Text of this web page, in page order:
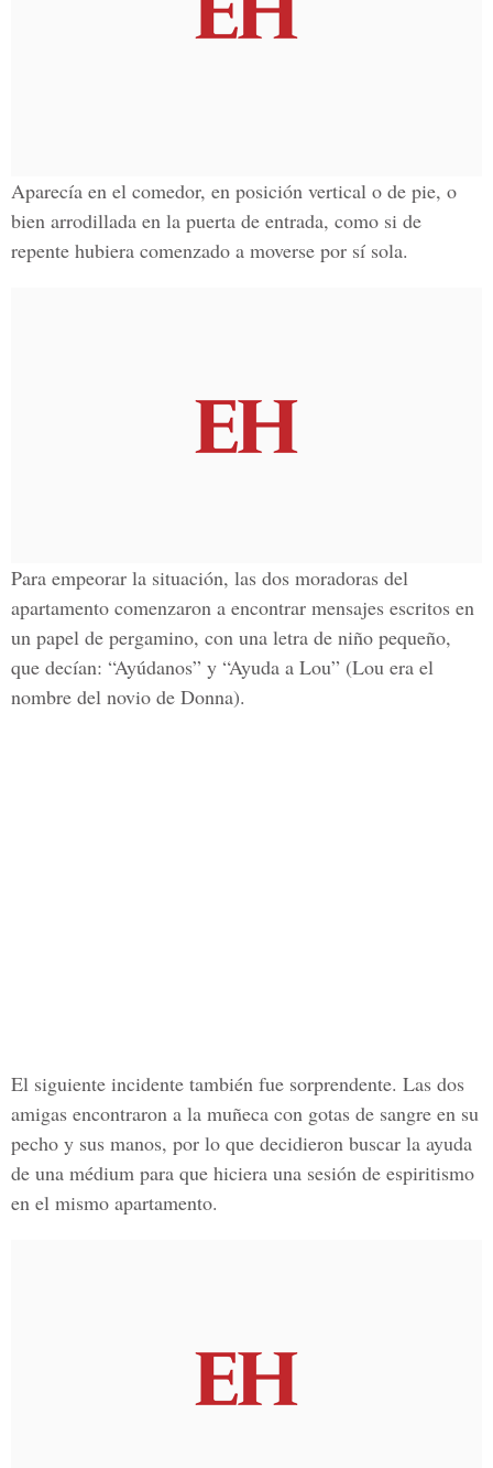
Aparecía en el comedor, en posición vertical o de pie, o
bien arrodillada en la puerta de entrada, como si de
repente hubiera comenzado a moverse por sí sola.
Para empeorar la situación, las dos moradoras del
apartamento comenzaron a encontrar mensajes escritos en
un papel de pergamino, con una letra de niño pequeño,
que decían: “Ayúdanos” y “Ayuda a Lou” (Lou era el
nombre del novio de Donna).
El siguiente incidente también fue sorprendente. Las dos
amigas encontraron a la muñeca con gotas de sangre en su
pecho y sus manos, por lo que decidieron buscar la ayuda
de una médium para que hiciera una sesión de espiritismo
en el mismo apartamento.